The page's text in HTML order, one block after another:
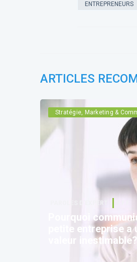
ENTREPRENEURS
ARTICLES
Stratégie, Marketing &
PAROLES D’EXPERT
Pourquoi
petite entreprise a
valeur inestimable?